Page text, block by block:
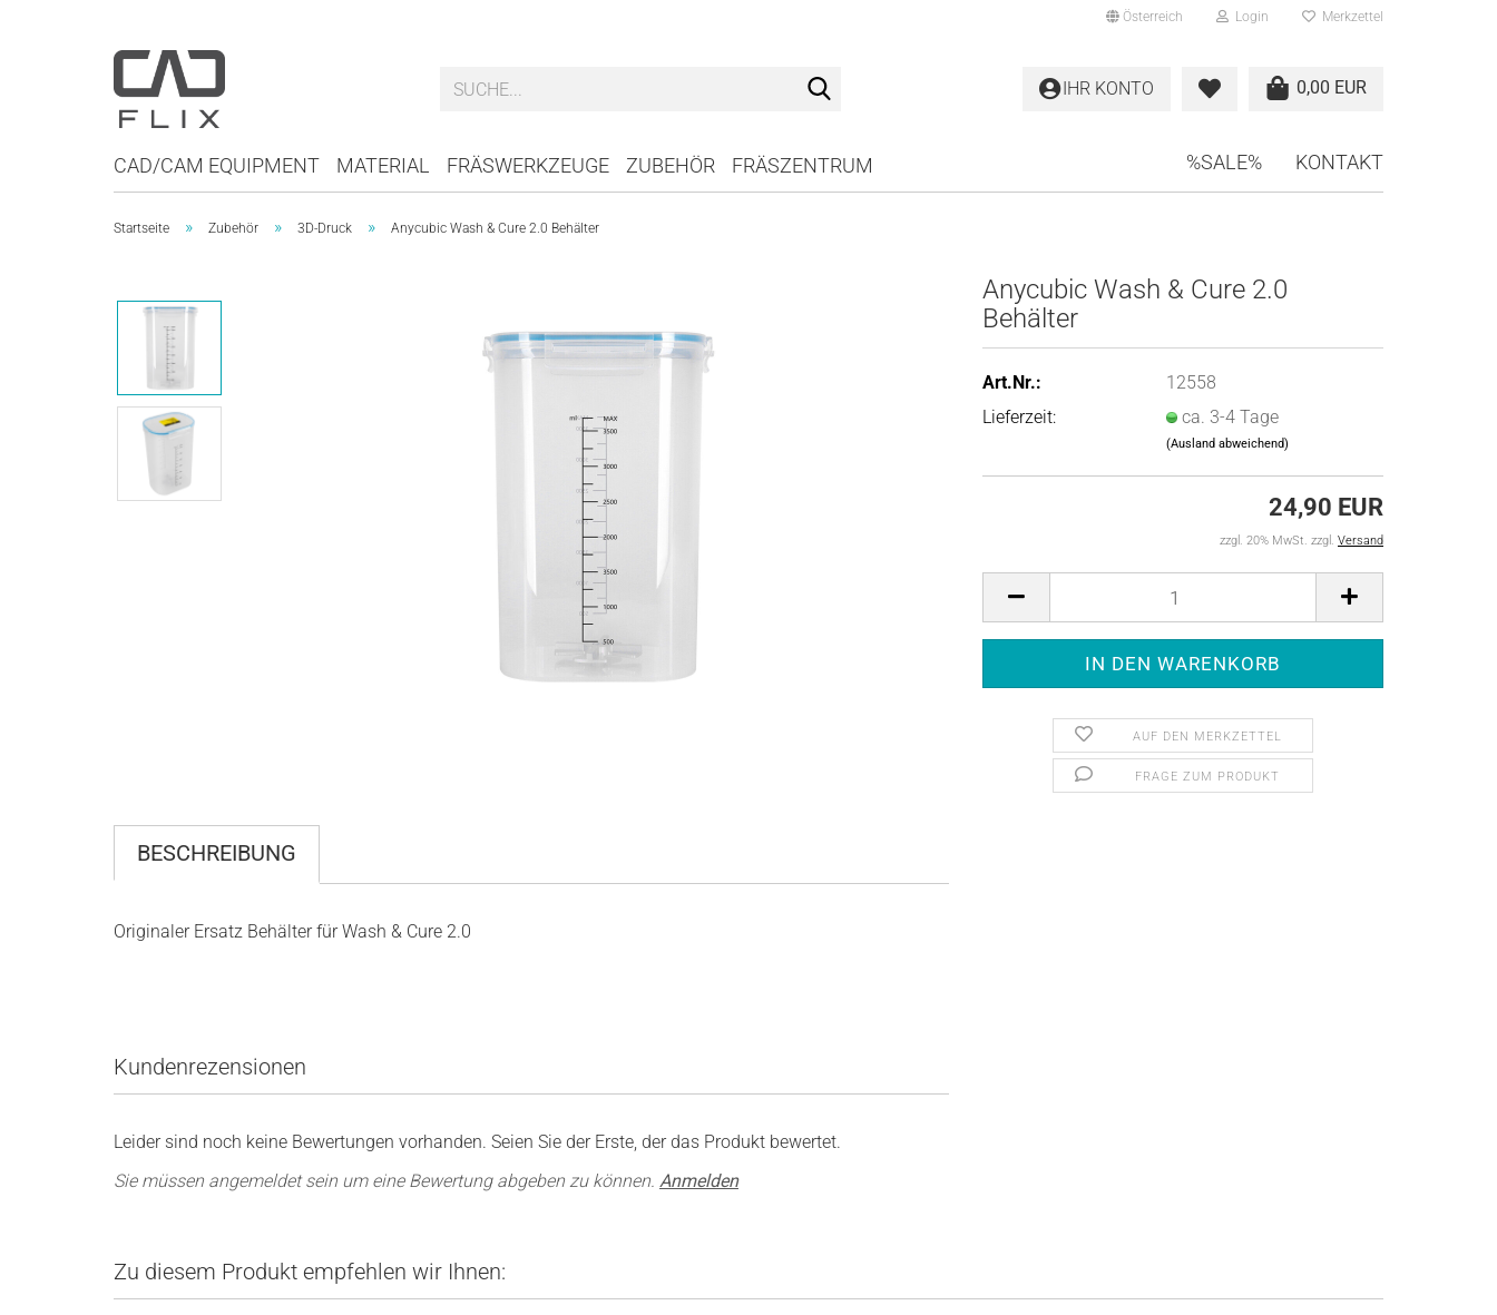
Österreich Login Merkzettel
0,00 EUR
IHR KONTO
CAD/CAM EQUIPMENT MATERIAL FRÄSWERKZEUGE ZUBEHÖR FRÄSZENTRUM %SALE% KONTAKT
Startseite » Zubehör » 3D-Druck » Anycubic Wash & Cure 2.0 Behälter
Anycubic Wash & Cure 2.0
Behälter
Art.Nr.:
12558
Lieferzeit:
ca. 3-4 Tage
(Ausland abweichend)
24,90 EUR
zzgl. 20% MwSt. zzgl. Versand
AUF DEN MERKZETTEL
FRAGE ZUM PRODUKT
BESCHREIBUNG
Originaler Ersatz Behälter für Wash & Cure 2.0
Kundenrezensionen
Leider sind noch keine Bewertungen vorhanden. Seien Sie der Erste, der das Produkt bewertet.
Sie müssen angemeldet sein um eine Bewertung abgeben zu können. Anmelden
Zu diesem Produkt empfehlen wir Ihnen: